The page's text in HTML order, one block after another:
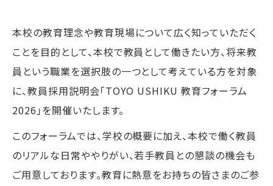
本校の教育理念や教育現場について広く知っていただく
ことを目的として、本校で教員として働きたい方、将来教
員という職業を選択肢の一つとして考えている方を対象
に、教員採用説明会「TOYO USHIKU 教育フォーラム
2026」を開催いたします。
このフォーラムでは、学校の概要に加え、本校で働く教員
のリアルな日常ややりがい、若手教員との懇談の機会も
ご用意しております。教育に熱意をお持ちの皆さまのご参